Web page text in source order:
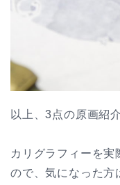
以上、3点の原画紹
カリグラフィーを実
ので、気になった方